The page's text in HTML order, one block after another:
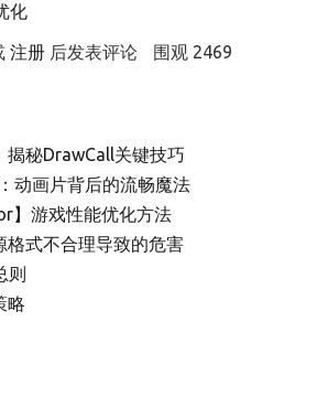
化
注册 后发表评论 围观 2469
揭秘DrawCall关键技巧
动画片背后的流畅魔法
】游戏性能优化方法
格式不合理导致的危害
则
略